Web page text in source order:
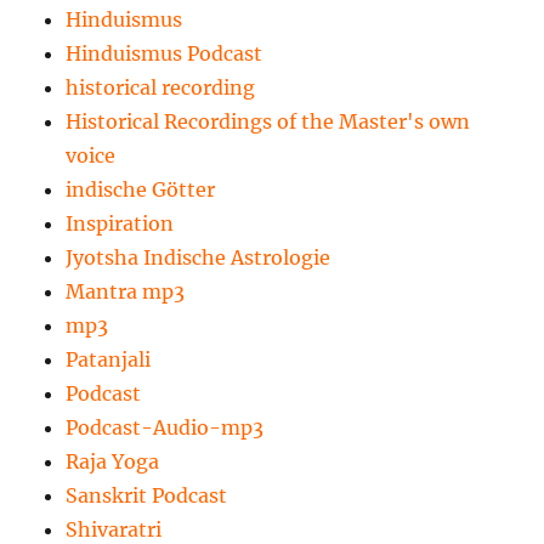
Hinduismus
Hinduismus Podcast
historical recording
Historical Recordings of the Master's own
voice
indische Götter
Inspiration
Jyotsha Indische Astrologie
Mantra mp3
mp3
Patanjali
Podcast
Podcast-Audio-mp3
Raja Yoga
Sanskrit Podcast
Shivaratri